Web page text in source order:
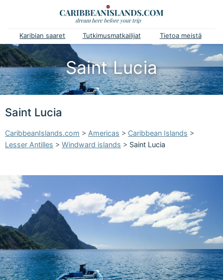
Karibian saaret Tutkimusmatkailijat Tietoa meistä
Saint Lucia
Saint Lucia
CaribbeanIslands.com > Americas > Caribbean Islands >
Lesser Antilles > Windward islands > Saint Lucia